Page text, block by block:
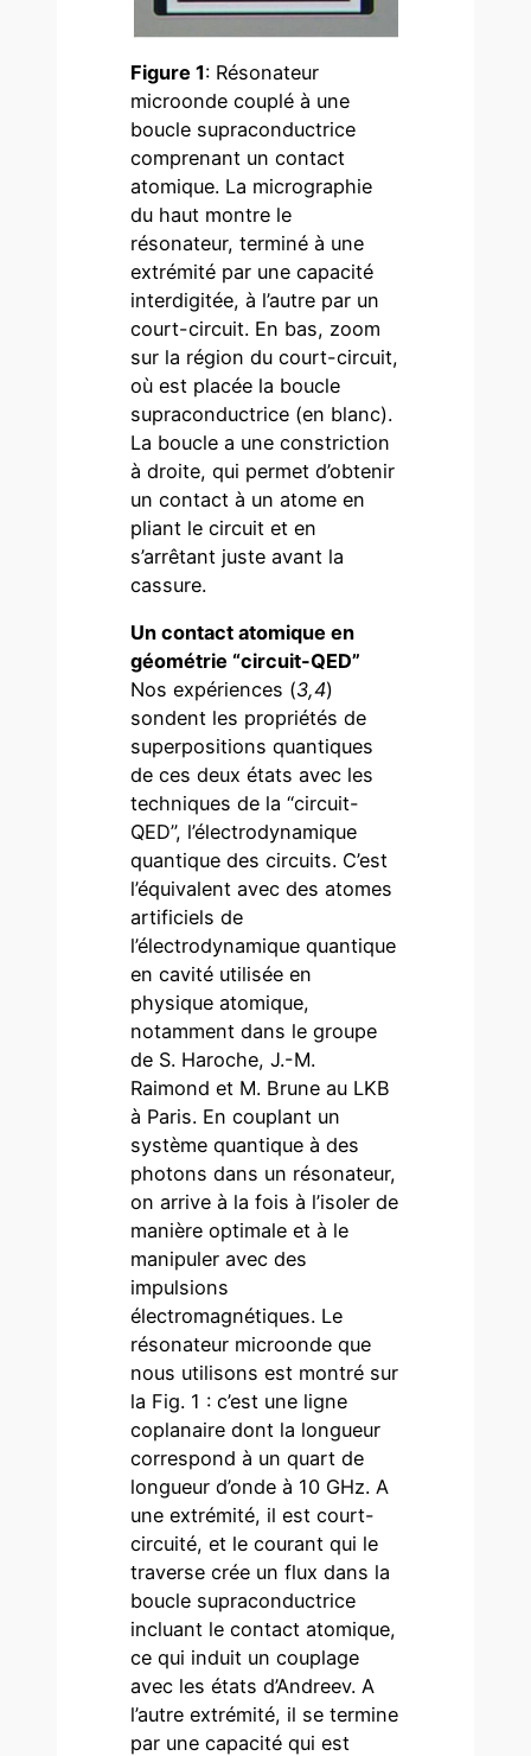
Figure 1: Résonateur
microonde couplé à une
boucle supraconductrice
comprenant un contact
atomique. La micrographie
du haut montre le
résonateur, terminé à une
extrémité par une capacité
interdigitée, à l’autre par un
court-circuit. En bas, zoom
sur la région du court-circuit,
où est placée la boucle
supraconductrice (en blanc).
La boucle a une constriction
à droite, qui permet d’obtenir
un contact à un atome en
pliant le circuit et en
s’arrêtant juste avant la
cassure.
Un contact atomique en
géométrie “circuit-QED”
Nos expériences (3,4)
sondent les propriétés de
superpositions quantiques
de ces deux états avec les
techniques de la “circuit-
QED”, l’électrodynamique
quantique des circuits. C’est
l’équivalent avec des atomes
artificiels de
l’électrodynamique quantique
en cavité utilisée en
physique atomique,
notamment dans le groupe
de S. Haroche, J.-M.
Raimond et M. Brune au LKB
à Paris. En couplant un
système quantique à des
photons dans un résonateur,
on arrive à la fois à l’isoler de
manière optimale et à le
manipuler avec des
impulsions
électromagnétiques. Le
résonateur microonde que
nous utilisons est montré sur
la Fig. 1 : c’est une ligne
coplanaire dont la longueur
correspond à un quart de
longueur d’onde à 10 GHz. A
une extrémité, il est court-
circuité, et le courant qui le
traverse crée un flux dans la
boucle supraconductrice
incluant le contact atomique,
ce qui induit un couplage
avec les états d’Andreev. A
l’autre extrémité, il se termine
par une capacité qui est